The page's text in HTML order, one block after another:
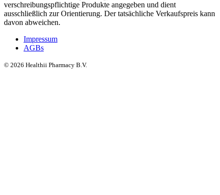
verschreibungspflichtige Produkte angegeben und dient
ausschließlich zur Orientierung. Der tatsächliche Verkaufspreis kann
davon abweichen.
Impressum
AGBs
© 2026 Healthii Pharmacy B.V.